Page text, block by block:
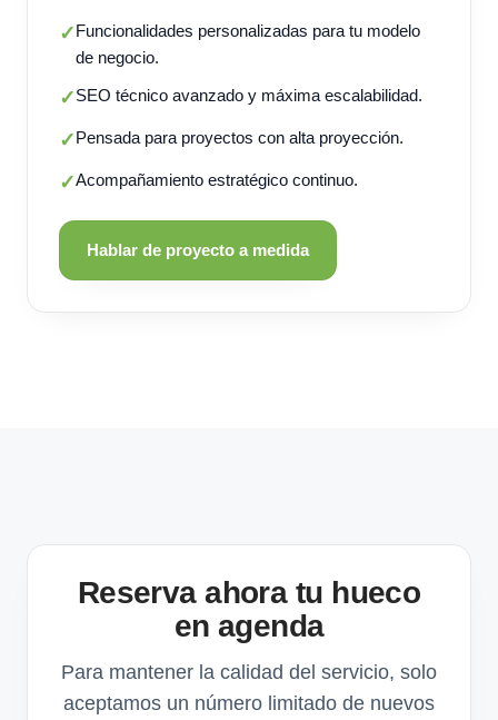
✓Funcionalidades personalizadas para tu modelo
de negocio.
✓SEO técnico avanzado y máxima escalabilidad.
✓Pensada para proyectos con alta proyección.
✓Acompañamiento estratégico continuo.
Hablar de proyecto a medida
Reserva ahora tu hueco
en agenda
Para mantener la calidad del servicio, solo
aceptamos un número limitado de nuevos